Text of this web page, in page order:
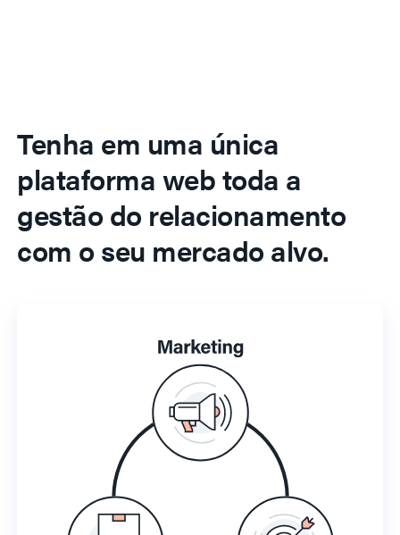
Tenha em uma única
plataforma web toda a
gestão do relacionamento
com o seu mercado alvo.